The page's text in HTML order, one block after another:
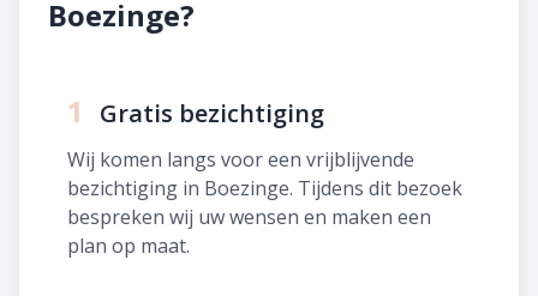
Boezinge?
1 Gratis bezichtiging
Wij komen langs voor een vrijblijvende
bezichtiging in Boezinge. Tijdens dit bezoek
bespreken wij uw wensen en maken een
plan op maat.